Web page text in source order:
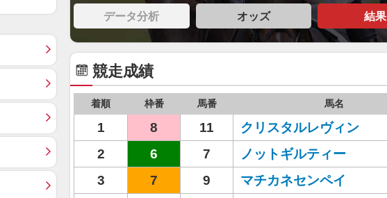
データ分析 オッズ 結果
競走成績
着順 枠番 馬番 馬名
1 8 11 クリスタルレヴィン
2
6 7 ノットギルティー
3
7 9 マチカネセンペイ